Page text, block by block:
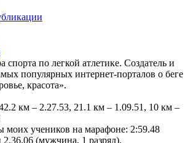
спорта по легкой атлетике. Создатель и
популярных интернет-порталов о беге
красота».
км – 2.27.53, 21.1 км – 1.09.51, 10 км –
моих учеников на марафоне: 2:59​​.48
(мужчина, 1 разряд).